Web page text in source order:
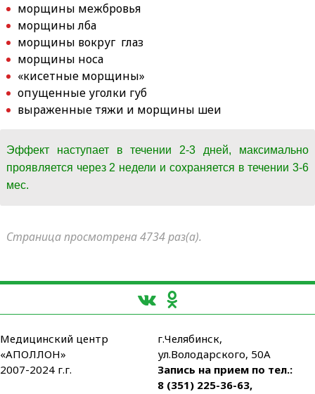
морщины межбровья
морщины лба
морщины вокруг глаз
морщины носа
«кисетные морщины»
опущенные уголки губ
выраженные тяжи и морщины шеи
Эффект наступает в течении 2-3 дней, максимально
проявляется через 2 недели и сохраняется в течении 3-6
мес.
Страница просмотрена 4734 раз(а).
Медицинский центр
«АПОЛЛОН»
2007-2024 г.г.
г.Челябинск,
ул.Володарского, 50А
Запись на прием по тел.:
8 (351) 225-36-63,